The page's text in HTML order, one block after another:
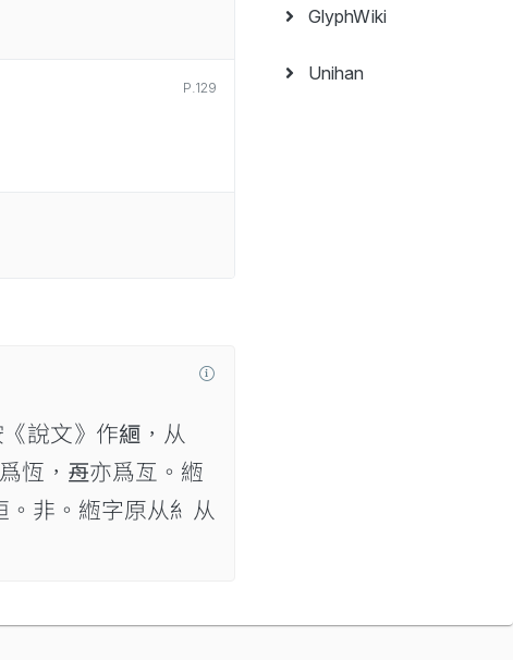
P.129
說文》作𦀞，从
恆，𠄭亦爲亙。緪
。非。緪字原从糹从
GlyphWiki
Unihan